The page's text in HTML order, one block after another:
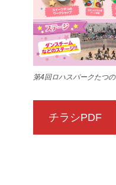
第4回ロハスパークたつの
チラシPDF